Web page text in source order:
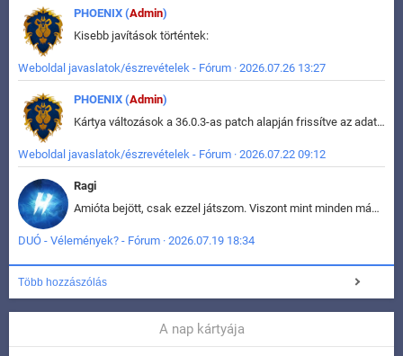
PHOENIX (Admin)
Kisebb javítások történtek:
Weboldal javaslatok/észrevételek - Fórum · 2026.07.26 13:27
PHOENIX (Admin)
Kártya változások a 36.0.3-as patch alapján frissítve az adatbázisban (képek is cserélve).
Weboldal javaslatok/észrevételek - Fórum · 2026.07.22 09:12
Ragi
Amióta bejött, csak ezzel játszom. Viszont mint minden más - akár az alapjáték is, ez is baromira összetett lett. Néha már pár kör után is esélytelen az egész. Vagy irreállisan túltápol valaki, vagy lelép a partner, vagy csak hülye mint a segg. És amikor eljönne az én időm, na akkor jön el mindenki másé is. Engem jobban érdekelne, hogy ki milyen ratingen szokott játszani. Na ez lenne egy érdekes adat.
DUÓ - Vélemények? - Fórum · 2026.07.19 18:34
Több hozzászólás
A nap kártyája